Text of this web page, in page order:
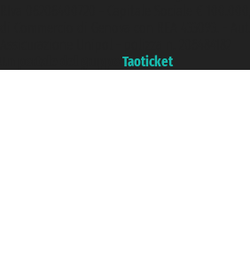
Taoticket